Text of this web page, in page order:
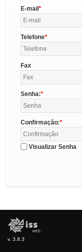
E-mail
Telefone
Fax
Senha:
Confirmação:
Visualizar Senha
v. 3.8.3